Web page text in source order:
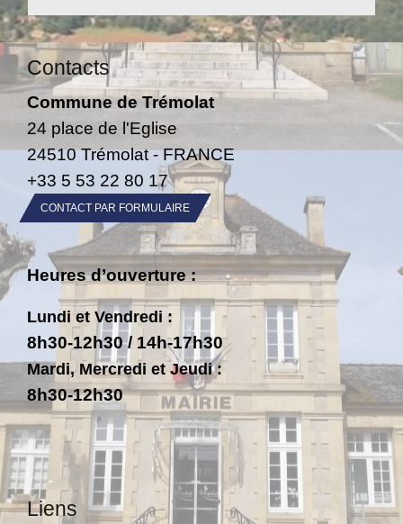
Contacts
Commune de Trémolat
24 place de l'Eglise
24510 Trémolat - FRANCE
+33 5 53 22 80 17
CONTACT PAR FORMULAIRE
Heures d’ouverture :
Lundi et Vendredi :
8h30-12h30 / 14h-17h30
Mardi, Mercredi et Jeudi :
8h30-12h30
Liens